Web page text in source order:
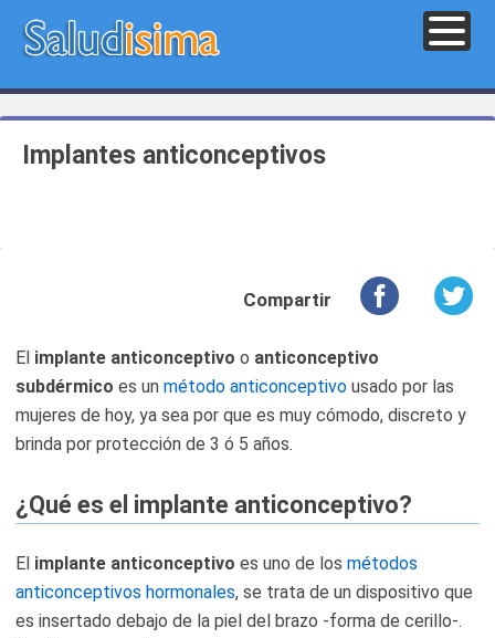
Implantes anticonceptivos
Compartir
El implante anticonceptivo o anticonceptivo
subdérmico es un método anticonceptivo usado por las
mujeres de hoy, ya sea por que es muy cómodo, discreto y
brinda por protección de 3 ó 5 años.
¿Qué es el implante anticonceptivo?
El implante anticonceptivo es uno de los métodos
anticonceptivos hormonales, se trata de un dispositivo que
es insertado debajo de la piel del brazo -forma de cerillo-.